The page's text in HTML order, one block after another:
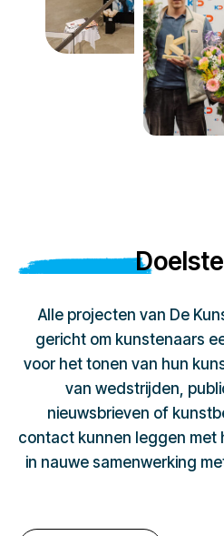
Alle projecten van De
gericht om kunstenaars
voor het tonen van hun
van wedstrijden,
nieuwsbrieven of
contact kunnen leggen met
in nauwe samenwerking